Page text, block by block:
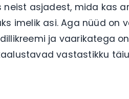
neist asjadest, mida kas
imelik asi. Aga nüüd on
ja vaarikatega
vastastikku